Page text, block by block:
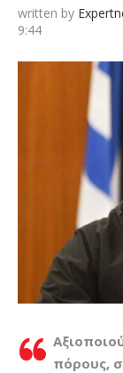
written by
9:44
πόρους,